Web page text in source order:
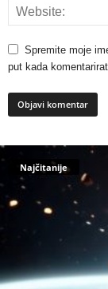
Spremite moje
put kada
Najčitanije